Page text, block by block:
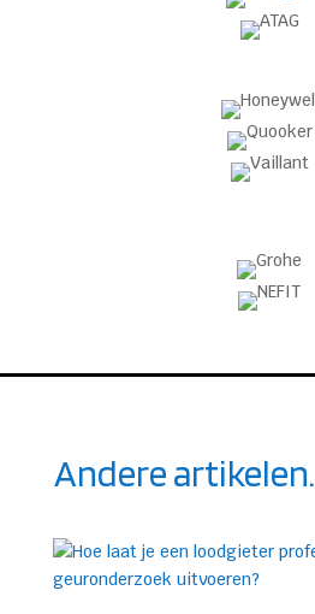
Andere artikelen.